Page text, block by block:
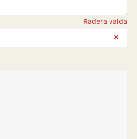
Radera valda
⨯